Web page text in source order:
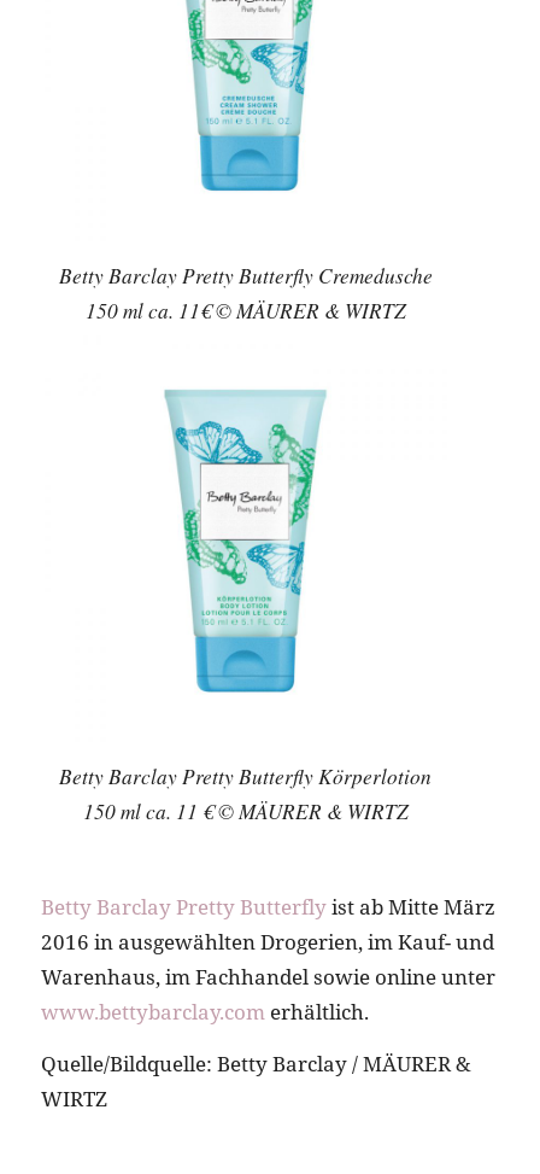
Betty Barclay Pretty Butterfly Cremedusche
150 ml ca. 11€ © MÄURER & WIRTZ
Betty Barclay Pretty Butterfly Körperlotion
150 ml ca. 11 € © MÄURER & WIRTZ
Betty Barclay Pretty Butterflyist ab Mitte März
2016 in ausgewählten Drogerien, im Kauf- und
Warenhaus, im Fachhandel sowie online unter
www.bettybarclay.comerhältlich.
Quelle/Bildquelle: Betty Barclay/MÄURER &
WIRTZ